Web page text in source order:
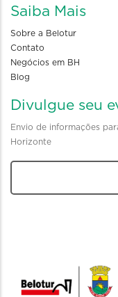
Saiba Mais
Sobre a Belotur
Contato
Negócios em BH
Blog
Divulgue seu
Envio de informações
Horizonte